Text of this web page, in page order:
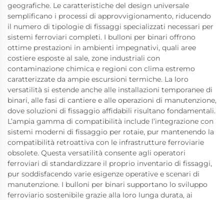
geografiche. Le caratteristiche del design universale
semplificano i processi di approvvigionamento, riducendo
il numero di tipologie di fissaggi specializzati necessari per
sistemi ferroviari completi. I bulloni per binari offrono
ottime prestazioni in ambienti impegnativi, quali aree
costiere esposte al sale, zone industriali con
contaminazione chimica e regioni con clima estremo
caratterizzate da ampie escursioni termiche. La loro
versatilità si estende anche alle installazioni temporanee di
binari, alle fasi di cantiere e alle operazioni di manutenzione,
dove soluzioni di fissaggio affidabili risultano fondamentali.
L’ampia gamma di compatibilità include l’integrazione con
sistemi moderni di fissaggio per rotaie, pur mantenendo la
compatibilità retroattiva con le infrastrutture ferroviarie
obsolete. Questa versatilità consente agli operatori
ferroviari di standardizzare il proprio inventario di fissaggi,
pur soddisfacendo varie esigenze operative e scenari di
manutenzione. I bulloni per binari supportano lo sviluppo
ferroviario sostenibile grazie alla loro lunga durata, ai